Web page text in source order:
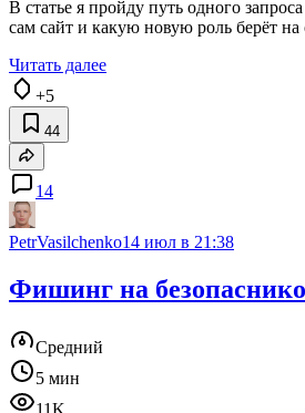
В статье я пройду путь одного
сам сайт и какую новую роль берёт
Читать далее
+5
44
14
PetrVasilchenko14 июл в 21:38
Фишинг на
Средний
5 мин
11K